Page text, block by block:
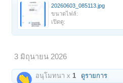
20260603_085113.jpg
ขนาดไฟล์:
เปิดดู:
3 มิถุนายน 2026
อนุโมทนา x1 ดูรายการ